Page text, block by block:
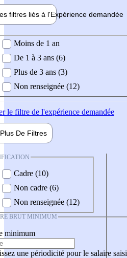
filtres liés à l'Expérience demandée
demandée
Moins de 1 an
De 1 à 3 ans (6)
Plus de 3 ans (3)
Non renseignée (12)
le filtre de l'expérience demandée
Plus De Filtres
Cadre (10)
Non cadre (6)
Non renseignée (12)
BRUT MINIMUM
minimum
une périodicité pour le salaire saisi